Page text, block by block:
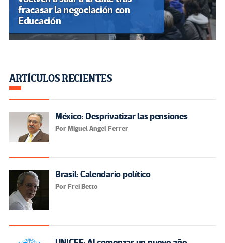
fracasar la negociación con
Educación
ARTÍCULOS RECIENTES
México: Desprivatizar las pensiones
Por Miguel Angel Ferrer
Brasil: Calendario político
Por Frei Betto